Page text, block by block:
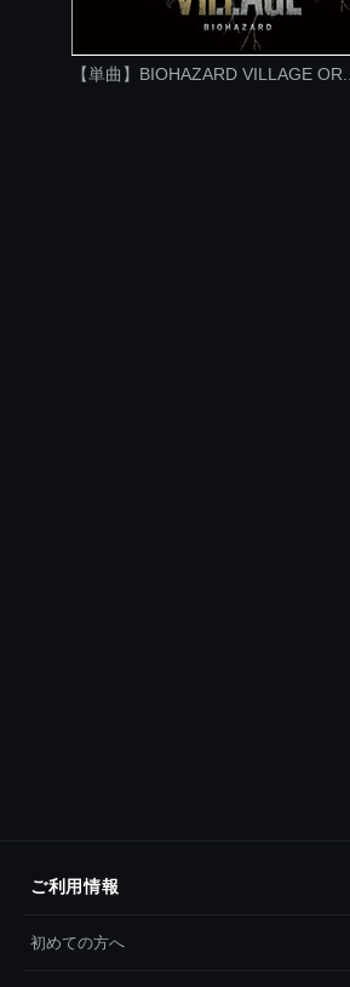
【単曲】BIOHAZARD VILLAGE OR...
ご利用情報
初めての方へ